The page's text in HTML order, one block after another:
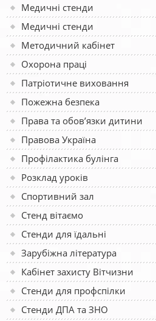
Медичні стенди
Медичні стенди
Методичний кабінет
Охорона праці
Патріотичне виховання
Пожежна безпека
Права та обов’язки дитини
Правова Україна
Профілактика булінга
Розклад уроків
Спортивний зал
Стенд вітаємо
Стенди для їдальні
Зарубіжна література
Кабінет захисту Вітчизни
Стенди для профспілки
Стенди ДПА та ЗНО